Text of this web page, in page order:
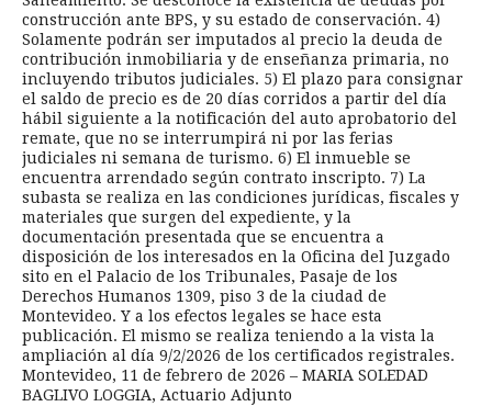
construcción ante BPS, y su estado de conservación. 4)
Solamente podrán ser imputados al precio la deuda de
contribución inmobiliaria y de enseñanza primaria, no
incluyendo tributos judiciales. 5) El plazo para consignar
el saldo de precio es de 20 días corridos a partir del día
hábil siguiente a la notificación del auto aprobatorio del
remate, que no se interrumpirá ni por las ferias
judiciales ni semana de turismo. 6) El inmueble se
encuentra arrendado según contrato inscripto. 7) La
subasta se realiza en las condiciones jurídicas, fiscales y
materiales que surgen del expediente, y la
documentación presentada que se encuentra a
disposición de los interesados en la Oficina del Juzgado
sito en el Palacio de los Tribunales, Pasaje de los
Derechos Humanos 1309, piso 3 de la ciudad de
Montevideo. Y a los efectos legales se hace esta
publicación. El mismo se realiza teniendo a la vista la
ampliación al día 9/2/2026 de los certificados registrales.
Montevideo, 11 de febrero de 2026 – MARIA SOLEDAD
BAGLIVO LOGGIA, Actuario Adjunto